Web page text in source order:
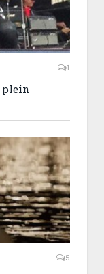
1
plein
5